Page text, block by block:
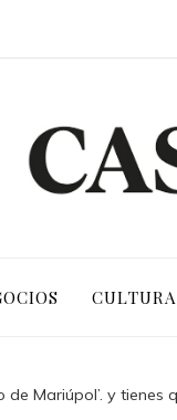
de Mariúpol’. y tienes